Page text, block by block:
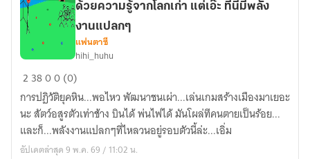
ใหม่
ใน
ยุค
หิน
จะ
ด้วยความรู้จากโลกเก่า แต่เอ๊ะ ที่นี่มีพลัง
งานแปลกๆ
แฟนตาซี
hihi_huhu
2 3800 (0)
การปฏิวัติยุคหิน...พอไหว พัฒนาชนเผ่า...เล่นเกมสร้างเมืองมาเยอะ
นะ สัตว์อสูรตัวเท่าช้าง บินได้ พ่นไฟได้ มันโผล่ทีคนตายเป็นร้อย...
และก็...พลังงานแปลกๆที่ไหลวนอยู่รอบตัวนี้ล่ะ...เอิ่ม
อัปเดตล่าสุด 9 พ.ค. 69 / 11:02 น.